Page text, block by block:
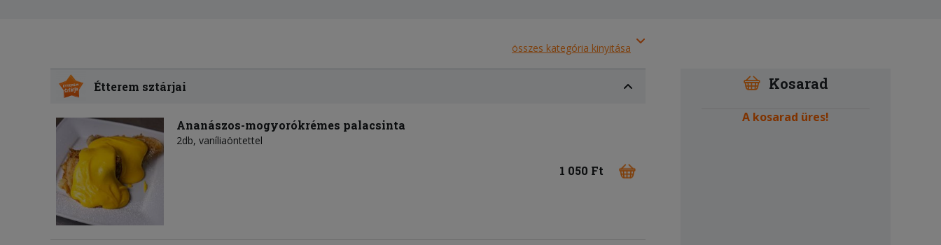
összes kategória kinyitása
Étterem sztárjai
Ananászos-mogyorókrémes palacsinta
2db, vaníliaöntettel
1 050 Ft
Kosarad
A kosarad üres!